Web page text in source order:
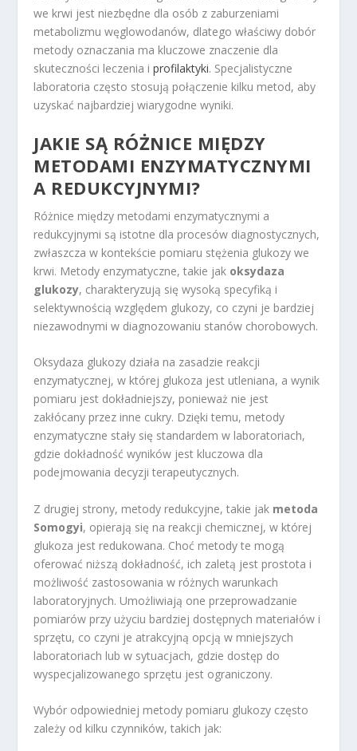
we krwi jest niezbędne dla osób z zaburzeniami
metabolizmu węglowodanów, dlatego właściwy dobór
metody oznaczania ma kluczowe znaczenie dla
skuteczności leczenia iprofilaktyki. Specjalistyczne
laboratoria często stosują połączenie kilku metod, aby
uzyskać najbardziej wiarygodne wyniki.
JAKIE SĄ RÓŻNICE MIĘDZY
METODAMI ENZYMATYCZNYMI
A REDUKCYJNYMI?
Różnice między metodami enzymatycznymi a
redukcyjnymi są istotne dla procesów diagnostycznych,
zwłaszcza w kontekście pomiaru stężenia glukozy we
krwi. Metody enzymatyczne, takie jak oksydaza
glukozy, charakteryzują się wysoką specyfiką i
selektywnością względem glukozy, co czyni je bardziej
niezawodnymi w diagnozowaniu stanów chorobowych.
Oksydaza glukozy działa na zasadzie reakcji
enzymatycznej, w której glukoza jest utleniana, a wynik
pomiaru jest dokładniejszy, ponieważ nie jest
zakłócany przez inne cukry. Dzięki temu, metody
enzymatyczne stały się standardem w laboratoriach,
gdzie dokładność wyników jest kluczowa dla
podejmowania decyzji terapeutycznych.
Z drugiej strony, metody redukcyjne, takie jak metoda
Somogyi, opierają się na reakcji chemicznej, w której
glukoza jest redukowana. Choć metody te mogą
oferować niższą dokładność, ich zaletą jest prostota i
możliwość zastosowania w różnych warunkach
laboratoryjnych. Umożliwiają one przeprowadzanie
pomiarów przy użyciu bardziej dostępnych materiałów i
sprzętu, co czyni je atrakcyjną opcją w mniejszych
laboratoriach lub w sytuacjach, gdzie dostęp do
wyspecjalizowanego sprzętu jest ograniczony.
Wybór odpowiedniej metody pomiaru glukozy często
zależy od kilku czynników, takich jak: